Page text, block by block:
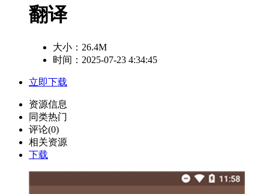
翻译
大小： 26.4M
时间：2025-07-23 4:34:45
立即下载
资源信息
同类热门
评论(0)
相关资源
下载